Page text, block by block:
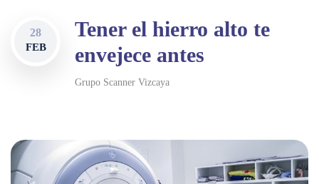
28
FEB
Tener el hierro alto te
envejece antes
Grupo Scanner Vizcaya